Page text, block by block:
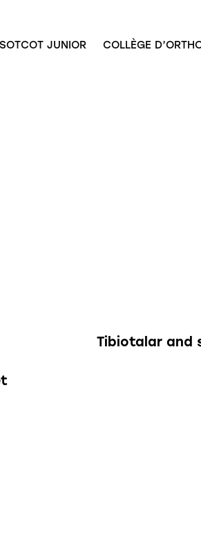
SOTCOT JUNIOR COLLÈGE
Tibiotalar and